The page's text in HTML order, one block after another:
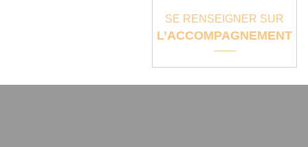
SE RENSEIGNER SUR
L’ACCOMPAGNEMENT